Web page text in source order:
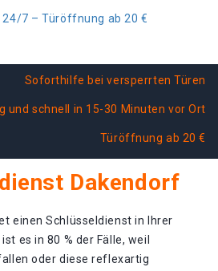
Soforthilfe bei versperrten Türen
und schnell in 15-30 Minuten vor Ort
Türöffnung ab 20 €
Dakendorf
einen Schlüsseldienst in Ihrer
es in 80 % der Fälle, weil
oder diese reflexartig